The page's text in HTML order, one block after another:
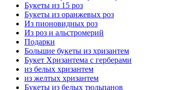
Букеты из 15 роз
Букеты из оранжевых роз
Из пионовидных роз
Из роз и альстромерий
Подарки
Большие букеты из хризантем
Букет Хризантема с герберами
из белых хризантем
из желтых хризантем
Букеты из белых тюльпанов